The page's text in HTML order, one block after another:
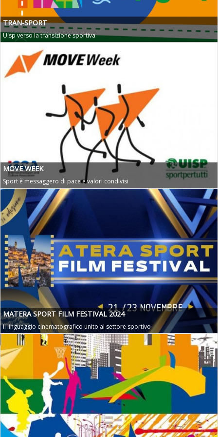
Tiziano Pesce a Radio InBlu2000 traccia il bilancio della stagione
Ddl Lobby, Uisp: “Il Parlamento valorizzi le nostre specificità"
La formazione Uisp rallenta ma prosegue anche in estate
TRAN-SPORT
Uisp verso la transizione sportiva
MOVE WEEK
Sport è messaggero di pace e valori condivisi
MATERA SPORT FILM FESTIVAL 2024
Il linguaggio cinematografico unito al settore sportivo